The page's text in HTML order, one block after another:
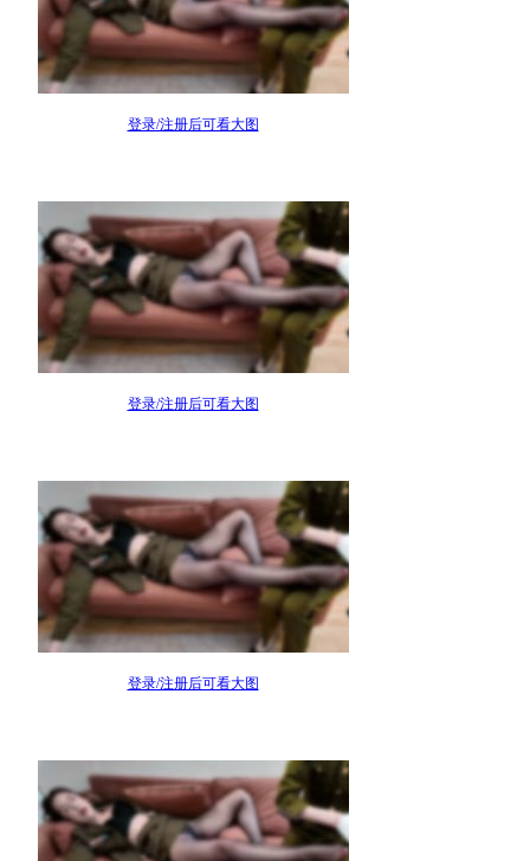
登录/注册后可看大图
登录/注册后可看大图
登录/注册后可看大图